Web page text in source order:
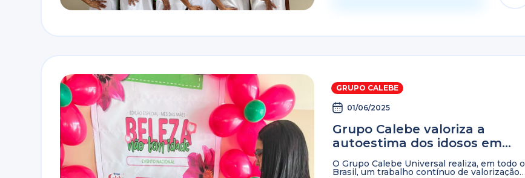
GRUPO CALEBE
01/06/2025
Grupo Calebe valoriza a
autoestima dos idosos em
evento nacional
O Grupo Calebe Universal realiza, em todo o
Brasil, um trabalho contínuo de valorização